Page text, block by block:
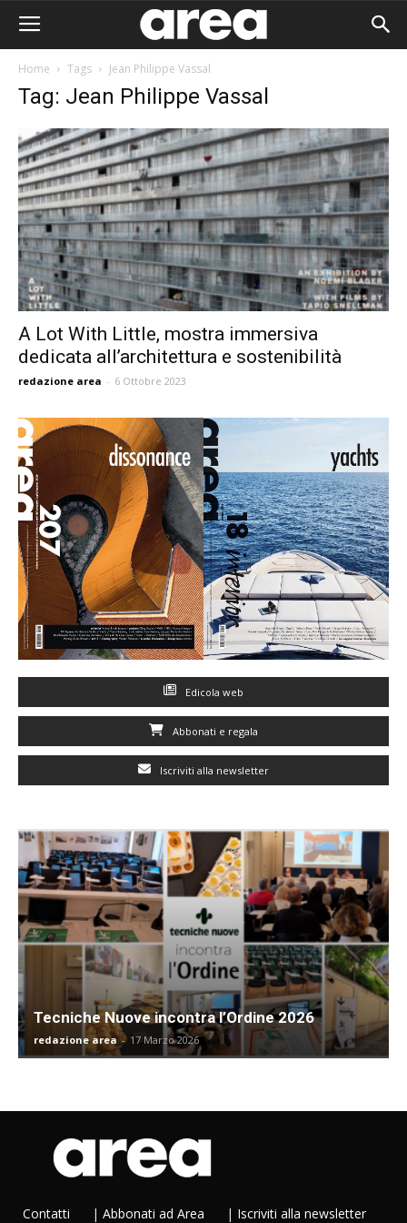
Home Tags Jean Philippe Vassal
Tag: Jean Philippe Vassal
A Lot With Little, mostra immersiva
dedicata all’architettura e sostenibilità
redazione area - 6 Ottobre 2023
Edicola web
Abbonati e regala
Iscriviti alla newsletter
Tecniche Nuove incontra l’Ordine 2026
redazione area - 17 Marzo 2026
Contatti | Abbonati ad Area | Iscriviti alla newsletter